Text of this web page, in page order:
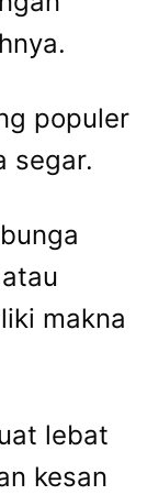
populer
segar.
makna
lebat
kesan